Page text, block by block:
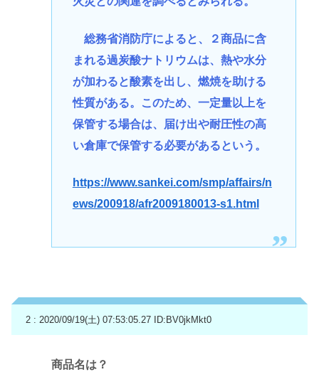
総務省消防庁によると、２商品に含
まれる過炭酸ナトリウムは、熱や水分
が加わると酸素を出し、燃焼を助ける
性質がある。このため、一定量以上を
保管する場合は、届け出や耐圧性の高
い倉庫で保管する必要があるという。
https://www.sankei.com/smp/affairs/n
ews/200918/afr2009180013-s1.html
2 : 2020/09/19(土) 07:53:05.27 ID:BV0jkMkt0
商品名は？